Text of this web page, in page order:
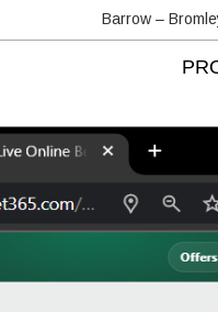
Barrow –